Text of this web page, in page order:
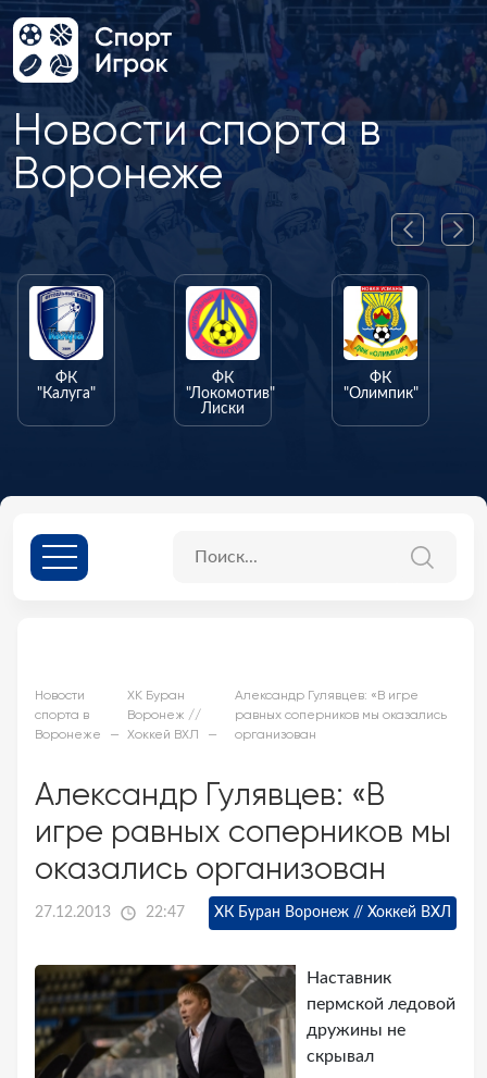
Новости спорта в
Воронеже
ФК
"Калуга"
ФК
"Локомотив"
Лиски
ФК
"Олимпик"
Новости
спорта в
Воронеже
ХК Буран
Воронеж //
Хоккей ВХЛ
Александр Гулявцев: «В игре
равных соперников мы оказались
организован
Александр Гулявцев: «В
игре равных соперников мы
оказались организован
27.12.2013 22:47 ХК Буран Воронеж // Хоккей ВХЛ
Наставник
пермской ледовой
дружины не
скрывал